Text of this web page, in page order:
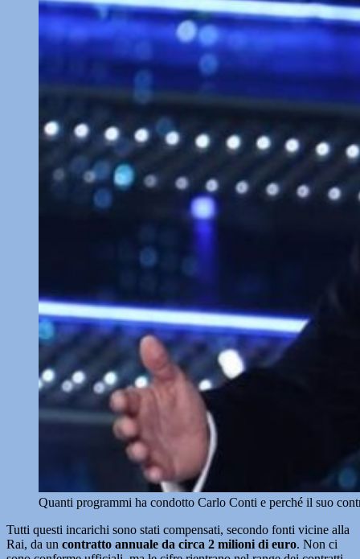
Quanti programmi ha condotto Carlo Conti e perché il suo
Tutti questi incarichi sono stati compensati, secondo fonti vicine alla
Rai, da un contratto annuale da circa 2 milioni di euro. Non ci